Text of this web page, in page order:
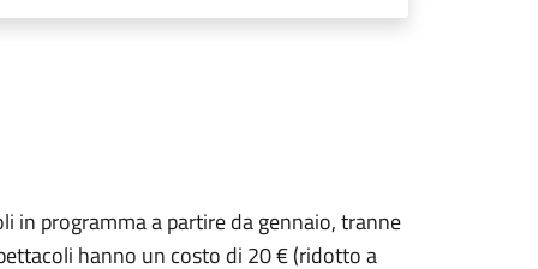
in programma a partire da gennaio, tranne
hanno un costo di 20 € (ridotto a